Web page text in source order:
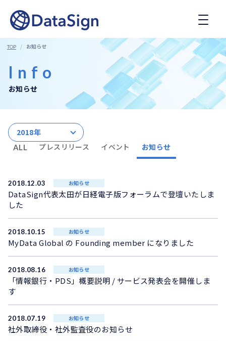
TOP お知らせ
Info
お知らせ
ALL プレスリリース イベント お知らせ
2018年
2018.12.03 お知らせ
DataSign代表太田が日経電子版フォーラムで登壇いたしま
した
2018.10.15 お知らせ
MyData Global の Founding member になりました
2018.08.16 お知らせ
「情報銀行・PDS」概要説明 / サービス発表会を開催しま
す
2018.07.19 お知らせ
社外取締役・社外監査役のお知らせ